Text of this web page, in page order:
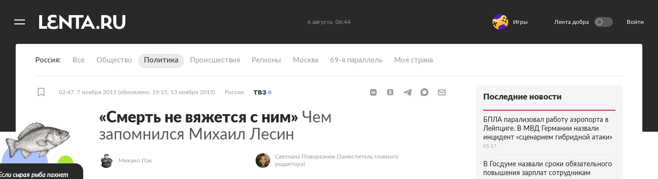
6 августа, 06:44 Игры Лента добра Войти
Россия Все Общество Политика Происшествия Регионы Москва 69-я параллель Моя страна
02:47, 7 ноября 2015 (обновлено: 19:15, 13 ноября 2015) Россия
«Смерть не вяжется с ним» Чем
запомнился Михаил Лесин
Михаил Пак
Светлана Поворазнюк (Заместитель главного
редактора)
сырая рыба пахнет
Последние новости
БПЛА парализовал работу аэропорта в
Лейпциге. В МВД Германии назвали
инцидент «сценарием гибридной атаки»
05:17
В Госдуме назвали сроки обязательного
повышения зарплат сотрудникам